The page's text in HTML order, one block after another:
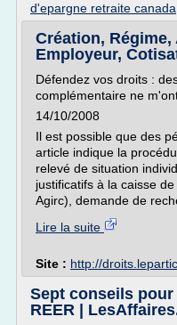
d'epargne retraite canada
Création,
Employeur,
Défendez vos droits :
complémentaire ne
14/10/2008
Il est possible que des
article indique la
relevé de situation
justificatifs à la caisse
Agirc), demande de
Lire la suite
Site : http://
Sept conseils
REER |